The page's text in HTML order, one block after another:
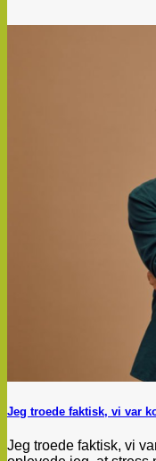
Jeg troede faktisk, vi var
Jeg troede faktisk, vi